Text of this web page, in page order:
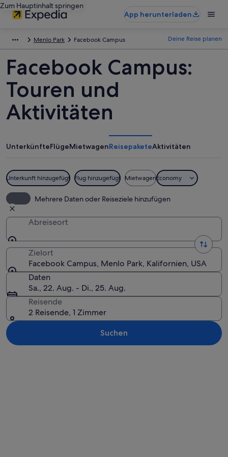
Zum Hauptinhalt springen
App herunterladen
Menlo Park Facebook Campus Deine Reise planen
Facebook Campus:
Touren und
Aktivitäten
UnterkünfteFlügeMietwagenReisepaketeAktivitäten
Unterkunft hinzugefügt Flug hinzugefügt MietwagenEconomy
Mehrere Daten oder Reiseziele hinzufügen
Abreiseort
Zielort
Facebook Campus, Menlo Park, Kalifornien, USA
Daten
Sa., 22. Aug. - Di., 25. Aug.
Reisende
2 Reisende, 1 Zimmer
Suchen